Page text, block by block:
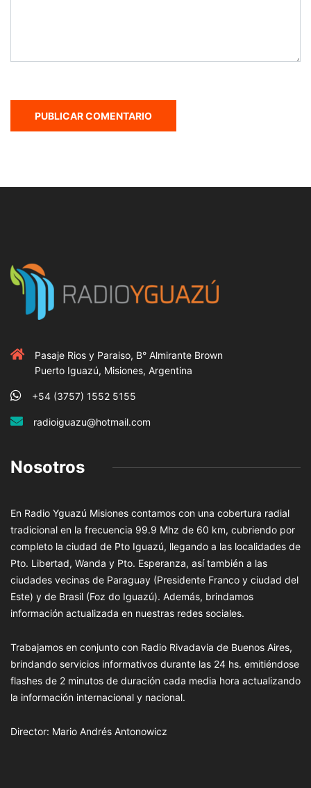
Pasaje Rios y Paraiso, B° Almirante Brown
Puerto Iguazú, Misiones, Argentina
+54 (3757) 1552 5155
radioiguazu@hotmail.com
Nosotros
En Radio Yguazú Misiones contamos con una cobertura radial
tradicional en la frecuencia 99.9 Mhz de 60 km, cubriendo por
completo la ciudad de Pto Iguazú, llegando a las localidades de
Pto. Libertad, Wanda y Pto. Esperanza, así también a las
ciudades vecinas de Paraguay (Presidente Franco y ciudad del
Este) y de Brasil (Foz do Iguazú). Además, brindamos
información actualizada en nuestras redes sociales.
Trabajamos en conjunto con Radio Rivadavia de Buenos Aires,
brindando servicios informativos durante las 24 hs. emitiéndose
flashes de 2 minutos de duración cada media hora actualizando
la información internacional y nacional.
Director: Mario Andrés Antonowicz